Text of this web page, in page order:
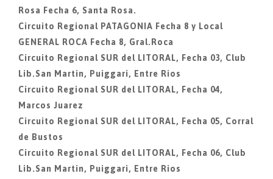
Rosa Fecha 6, Santa Rosa.
Circuito Regional PATAGONIA Fecha 8 y Local
GENERAL ROCA Fecha 8, Gral.Roca
Circuito Regional SUR del LITORAL, Fecha 03, Club
Lib.San Martin, Puiggari, Entre Rios
Circuito Regional SUR del LITORAL, Fecha 04,
Marcos Juarez
Circuito Regional SUR del LITORAL, Fecha 05, Corral
de Bustos
Circuito Regional SUR del LITORAL, Fecha 06, Club
Lib.San Martin, Puiggari, Entre Rios